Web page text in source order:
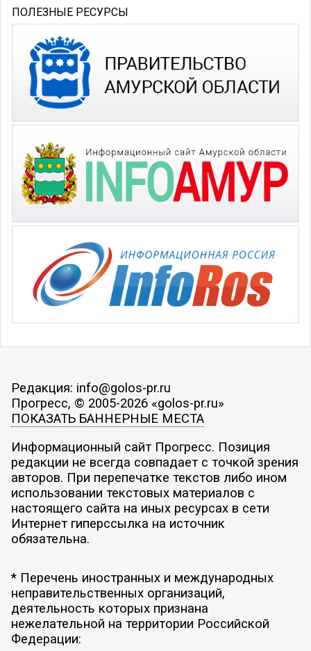
ПОЛЕЗНЫЕ РЕСУРСЫ
Редакция: info@golos-pr.ru
Прогресс, © 2005-2026 «golos-pr.ru»
ПОКАЗАТЬ БАННЕРНЫЕ МЕСТА
Информационный сайт Прогресс. Позиция
редакции не всегда совпадает с точкой зрения
авторов. При перепечатке текстов либо ином
использовании текстовых материалов с
настоящего сайта на иных ресурсах в сети
Интернет гиперссылка на источник
обязательна.
* Перечень иностранных и международных
неправительственных организаций,
деятельность которых признана
нежелательной на территории Российской
Федерации: